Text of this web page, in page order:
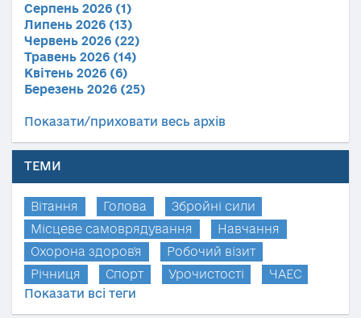
Серпень 2026 (1)
Липень 2026 (13)
Червень 2026 (22)
Травень 2026 (14)
Квітень 2026 (6)
Березень 2026 (25)
Показати/приховати весь архів
ТЕМИ
Вітання Голова
Збройні сили
Місцеве самоврядування
Навчання
Охорона здоров'я
Робочий візит
Річниця
Спорт Урочистості
ЧАЕС
Показати всі теги